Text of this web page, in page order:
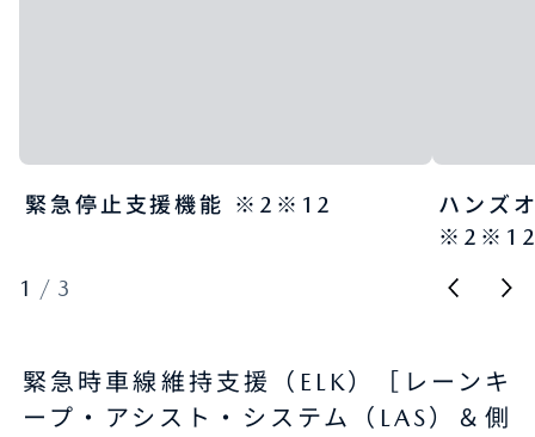
緊急停止支援機能 ※2※12​
ハンズ
1 / 3
緊急時車線維持支援（ELK）［レーンキ
ープ・アシスト・システム（LAS）＆側